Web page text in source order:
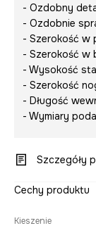
- Ozdobny
- Ozdobnie
- Szerokość w
- Szerokość w
- Wysokość
- Szerokość
- Długość
- Wymiary
Szczegóły
Cechy produktu
Kieszenie